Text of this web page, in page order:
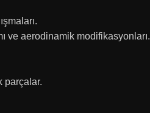
ve aerodinamik modifikasyonları.
parçalar.